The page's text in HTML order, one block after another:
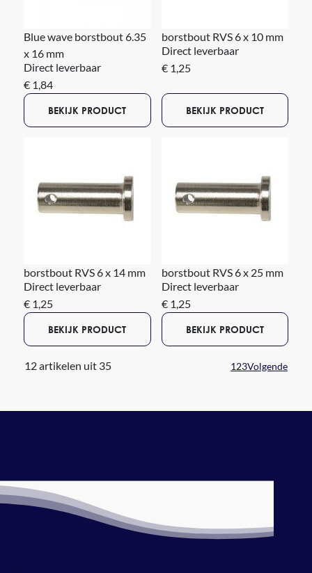
Blue wave borstbout 6.35
x 16 mm
Direct leverbaar
€ 1,84
BEKIJK PRODUCT
borstbout RVS 6 x 10 mm
Direct leverbaar
€ 1,25
BEKIJK PRODUCT
borstbout RVS 6 x 14 mm
Direct leverbaar
€ 1,25
BEKIJK PRODUCT
borstbout RVS 6 x 25 mm
Direct leverbaar
€ 1,25
BEKIJK PRODUCT
12 artikelen uit 35 123Volgende